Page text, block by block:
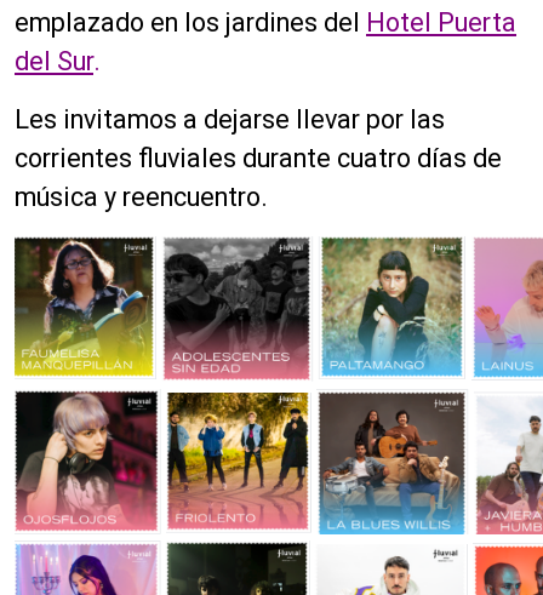
emplazado en los jardines del Hotel Puerta
del Sur.
Les invitamos a dejarse llevar por las
corrientes fluviales durante cuatro días de
música y reencuentro.